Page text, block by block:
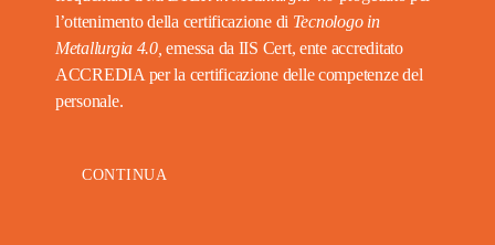
l’ottenimento della certificazione di Tecnologo in
Metallurgia 4.0, emessa da IIS Cert, ente accreditato
ACCREDIA per la certificazione delle competenze del
personale.
CONTINUA